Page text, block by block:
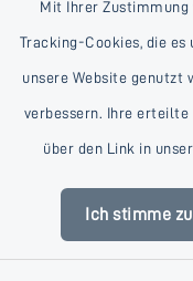
Mit Ihrer Zustimmung
Tracking-Cookies, die es
unsere Website genutzt
verbessern. Ihre
über den Link in
Ich stimme zu